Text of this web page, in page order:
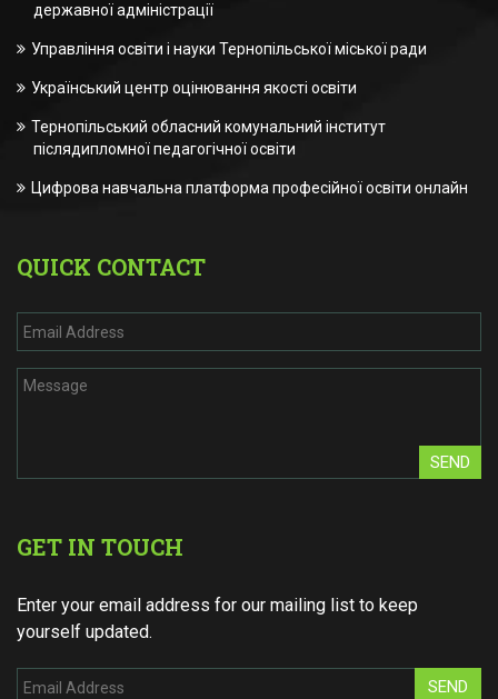
державної адміністрації
Управління освіти і науки Тернопільської міської ради
Український центр оцінювання якості освіти
Тернопільський обласний комунальний інститут
післядипломної педагогічної освіти
Цифрова навчальна платформа професійної освіти онлайн
QUICK CONTACT
SEND
GET IN TOUCH
Enter your email address for our mailing list to keep
yourself updated.
SEND